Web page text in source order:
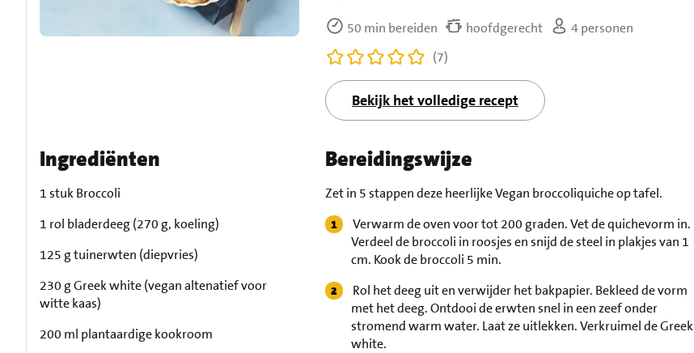
50 min bereiden hoofdgerecht
4 personen
(7)
Bekijk het volledige recept
Ingrediënten
1 stuk Broccoli
1 rol bladerdeeg (270 g, koeling)
125 g tuinerwten (diepvries)
230 g Greek white (vegan altenatief voor
witte kaas)
200 ml plantaardige kookroom
Bereidingswijze
Zet in 5 stappen deze heerlijke Vegan broccoliquiche op tafel.
Verwarm de oven voor tot 200 graden. Vet de quichevorm in.
Verdeel de broccoli in roosjes en snijd de steel in plakjes van 1
cm. Kook de broccoli 5 min.
Rol het deeg uit en verwijder het bakpapier. Bekleed de vorm
met het deeg. Ontdooi de erwten snel in een zeef onder
stromend warm water. Laat ze uitlekken. Verkruimel de Greek
white.